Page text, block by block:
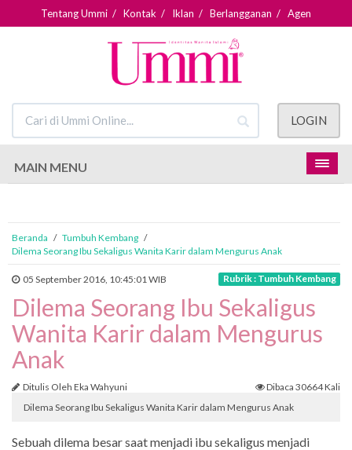
Tentang Ummi / Kontak / Iklan / Berlangganan / Agen
LOGIN
MAIN MENU
Beranda / Tumbuh Kembang /
Dilema Seorang Ibu Sekaligus Wanita Karir dalam Mengurus Anak
05 September 2016, 10:45:01 WIB Rubrik : Tumbuh Kembang
Dilema Seorang Ibu Sekaligus
Wanita Karir dalam Mengurus
Anak
Ditulis Oleh Eka Wahyuni
Dibaca 30664 Kali
Dilema Seorang Ibu Sekaligus Wanita Karir dalam Mengurus Anak
Sebuah dilema besar saat menjadi ibu sekaligus menjadi